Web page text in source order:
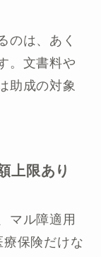
のは、あく
。文書料や
助成の対象
上限あり
マル障適用
保険だけな